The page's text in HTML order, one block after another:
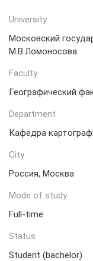
University
Московский
М.В.Ломоносова
Faculty
Географический
Department
Кафедра
City
Россия, Москва
Mode of study
Full-time
Status
Student (bachelor)